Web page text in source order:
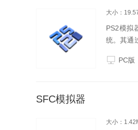
大小：
PS2模拟
统。其通
PC版
SFC模拟器
大小：